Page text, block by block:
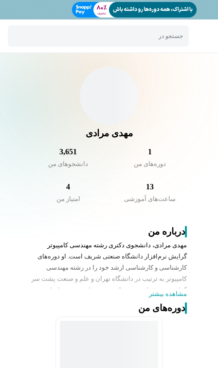
جستجو در
مهدی مرادی
1
دوره‌های من
3,651
دانشجو‌های من
13
ساعت‌های آموزشی
4
امتیاز من
درباره من
مهدی مرادی، دانشجوی دکتری رشته مهندسی کامپیوتر
گرایش نرم‌افزار دانشگاه صنعتی شریف است. او دوره‌های
کارشناسی و کارشناسی ارشد خود را در رشته مهندسی
کامپیوتر به ترتیب در دانشگاه تهران و علم و صنعت پشت سر
گذاشته و بیش از شش سال تجربه برنامه‌نویسی، ایجاد و
توسعه نرم‌افزار در صنعت و پژوهش با استفاده از زبان
سی‌شارپ و چارچوب دات‌نت را دارد.
مشاهده بیشتر
دوره‌های من